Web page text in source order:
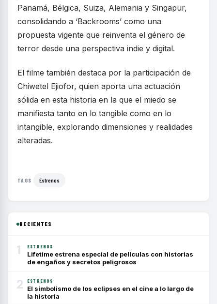
Panamá, Bélgica, Suiza, Alemania y Singapur,
consolidando a ‘Backrooms’ como una
propuesta vigente que reinventa el género de
terror desde una perspectiva indie y digital.
El filme también destaca por la participación de
Chiwetel Ejiofor, quien aporta una actuación
sólida en esta historia en la que el miedo se
manifiesta tanto en lo tangible como en lo
intangible, explorando dimensiones y realidades
alteradas.
TAGS Estrenos
RECIENTES
1 ESTRENOS
Lifetime estrena especial de películas con historias
de engaños y secretos peligrosos
2 ESTRENOS
El simbolismo de los eclipses en el cine a lo largo de
la historia